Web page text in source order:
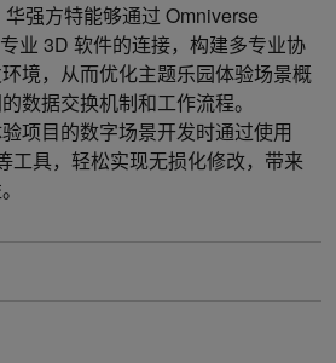
强方特能够通过 Omniverse
业 3D 软件的连接，构建多专业协
境，从而优化主题乐园体验场景概
数据交换机制和工作流程。
项目的数字场景开发时通过使用
工具，轻松实现无损化修改，带来